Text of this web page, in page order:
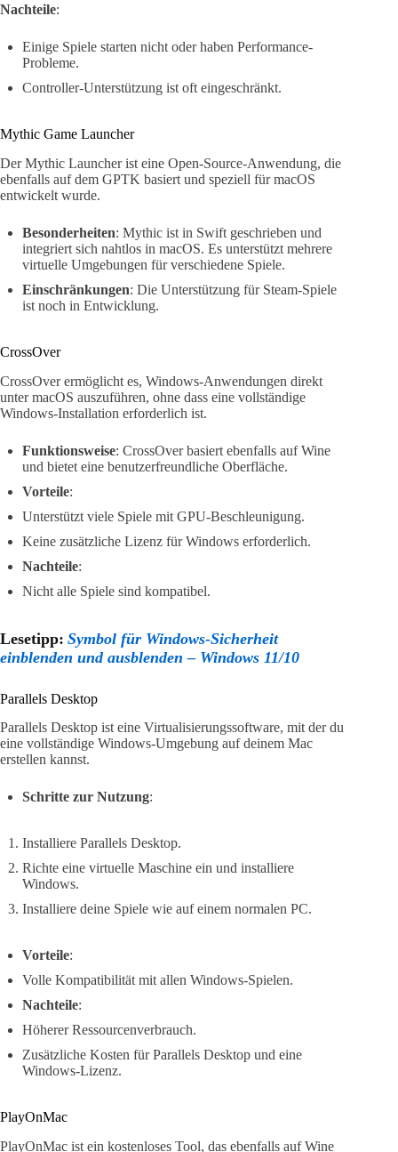
Nachteile:
Einige Spiele starten nicht oder haben Performance-
Probleme.
Controller-Unterstützung ist oft eingeschränkt.
Mythic Game Launcher
Der Mythic Launcher ist eine Open-Source-Anwendung, die
ebenfalls auf dem GPTK basiert und speziell für macOS
entwickelt wurde.
Besonderheiten: Mythic ist in Swift geschrieben und
integriert sich nahtlos in macOS. Es unterstützt mehrere
virtuelle Umgebungen für verschiedene Spiele.
Einschränkungen: Die Unterstützung für Steam-Spiele
ist noch in Entwicklung.
CrossOver
CrossOver ermöglicht es, Windows-Anwendungen direkt
unter macOS auszuführen, ohne dass eine vollständige
Windows-Installation erforderlich ist.
Funktionsweise: CrossOver basiert ebenfalls auf Wine
und bietet eine benutzerfreundliche Oberfläche.
Vorteile:
Unterstützt viele Spiele mit GPU-Beschleunigung.
Keine zusätzliche Lizenz für Windows erforderlich.
Nachteile:
Nicht alle Spiele sind kompatibel.
Lesetipp: Symbol für Windows-Sicherheit
einblenden und ausblenden – Windows 11/10
Parallels Desktop
Parallels Desktop ist eine Virtualisierungssoftware, mit der du
eine vollständige Windows-Umgebung auf deinem Mac
erstellen kannst.
Schritte zur Nutzung:
Installiere Parallels Desktop.
Richte eine virtuelle Maschine ein und installiere
Windows.
Installiere deine Spiele wie auf einem normalen PC.
Vorteile:
Volle Kompatibilität mit allen Windows-Spielen.
Nachteile:
Höherer Ressourcenverbrauch.
Zusätzliche Kosten für Parallels Desktop und eine
Windows-Lizenz.
PlayOnMac
PlayOnMac ist ein kostenloses Tool, das ebenfalls auf Wine